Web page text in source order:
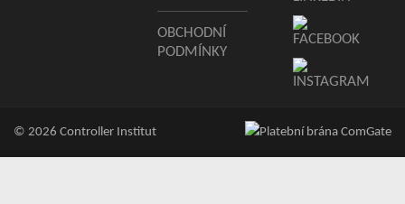
OBCHODNÍ
PODMÍNKY
© 2026 Controller Institut